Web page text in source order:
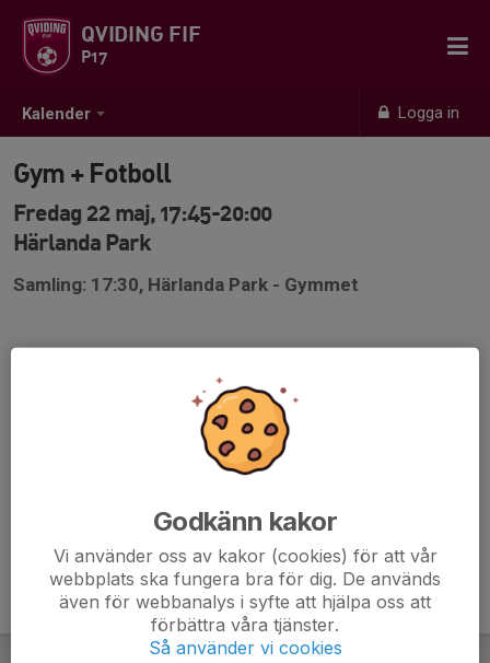
Kalender Logga in
QVIDING FIF
P17
Gym + Fotboll
Fredag 22 maj, 17:45-20:00
Härlanda Park
Samling: 17:30, Härlanda Park - Gymmet
Godkänn kakor
Vi använder oss av kakor (cookies) för att vår
webbplats ska fungera bra för dig. De används
även för webbanalys i syfte att hjälpa oss att
förbättra våra tjänster.
Så använder vi cookies